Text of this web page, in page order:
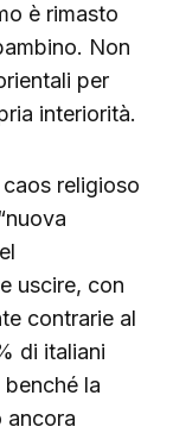
è rimasto
Non
per
interiorità.
religioso
uscire, con
contrarie al
di italiani
la
ancora